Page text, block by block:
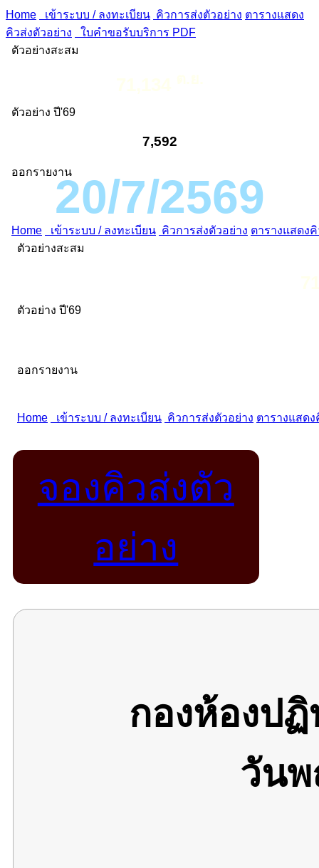
Home เข้าระบบ / ลงทะเบียน คิวการส่งตัวอย่าง ตารางแสดง
คิวส่งตัวอย่าง
ใบคำขอรับบริการ PDF
ตัวอย่างสะสม
ตัวอย่าง ปี'69
7,592
ออกรายงาน20/7/2569
จองคิวส่งตัว
อย่าง
กองห้องป
วัน